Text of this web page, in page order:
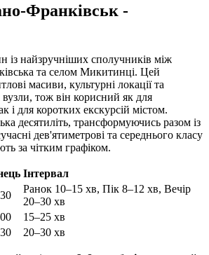
Франківськ -
із найзручніших сполучників між
та селом Микитинці. Цей
масиви, культурні локації та
вузли, тож він корисний як для
і для коротких екскурсій містом.
десятиліть, трансформуючись разом із
дев'ятиметрові та середнього класу
за чітким графіком.
Інтервал
Ранок 10–15 хв, Пік 8–12 хв, Вечір
20–30 хв
15–25 хв
20–30 хв